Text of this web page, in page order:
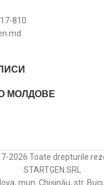
810
МОЛДОВЕ
2026 Toate drepturile
STARTGEN SRL
mun. Chișinău, str.